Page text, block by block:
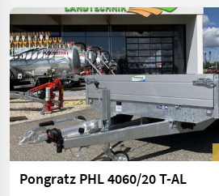
Pongratz PHL 4060/20 T-AL